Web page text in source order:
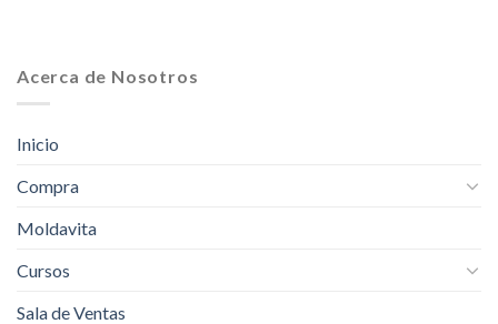
Acerca de Nosotros
Inicio
Compra
Moldavita
Cursos
Sala de Ventas